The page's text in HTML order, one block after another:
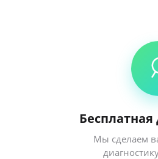
Бесплатная
Мы сделаем